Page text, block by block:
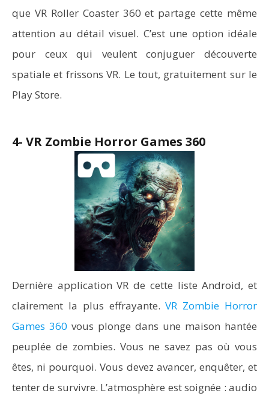
que VR Roller Coaster 360 et partage cette même
attention au détail visuel. C’est une option idéale
pour ceux qui veulent conjuguer découverte
spatiale et frissons VR. Le tout, gratuitement sur le
Play Store.
4- VR Zombie Horror Games 360
Dernière application VR de cette liste Android, et
clairement la plus effrayante.VR Zombie Horror
Games 360 vous plonge dans une maison hantée
peuplée de zombies. Vous ne savez pas où vous
êtes, ni pourquoi. Vous devez avancer, enquêter, et
tenter de survivre. L’atmosphère est soignée : audio